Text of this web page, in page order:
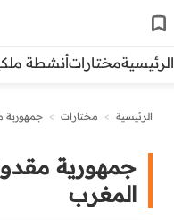
الرئيسيةمختاراتأنشطة
الرئيسية > مختارات > جمهورية
جمهورية
المغرب